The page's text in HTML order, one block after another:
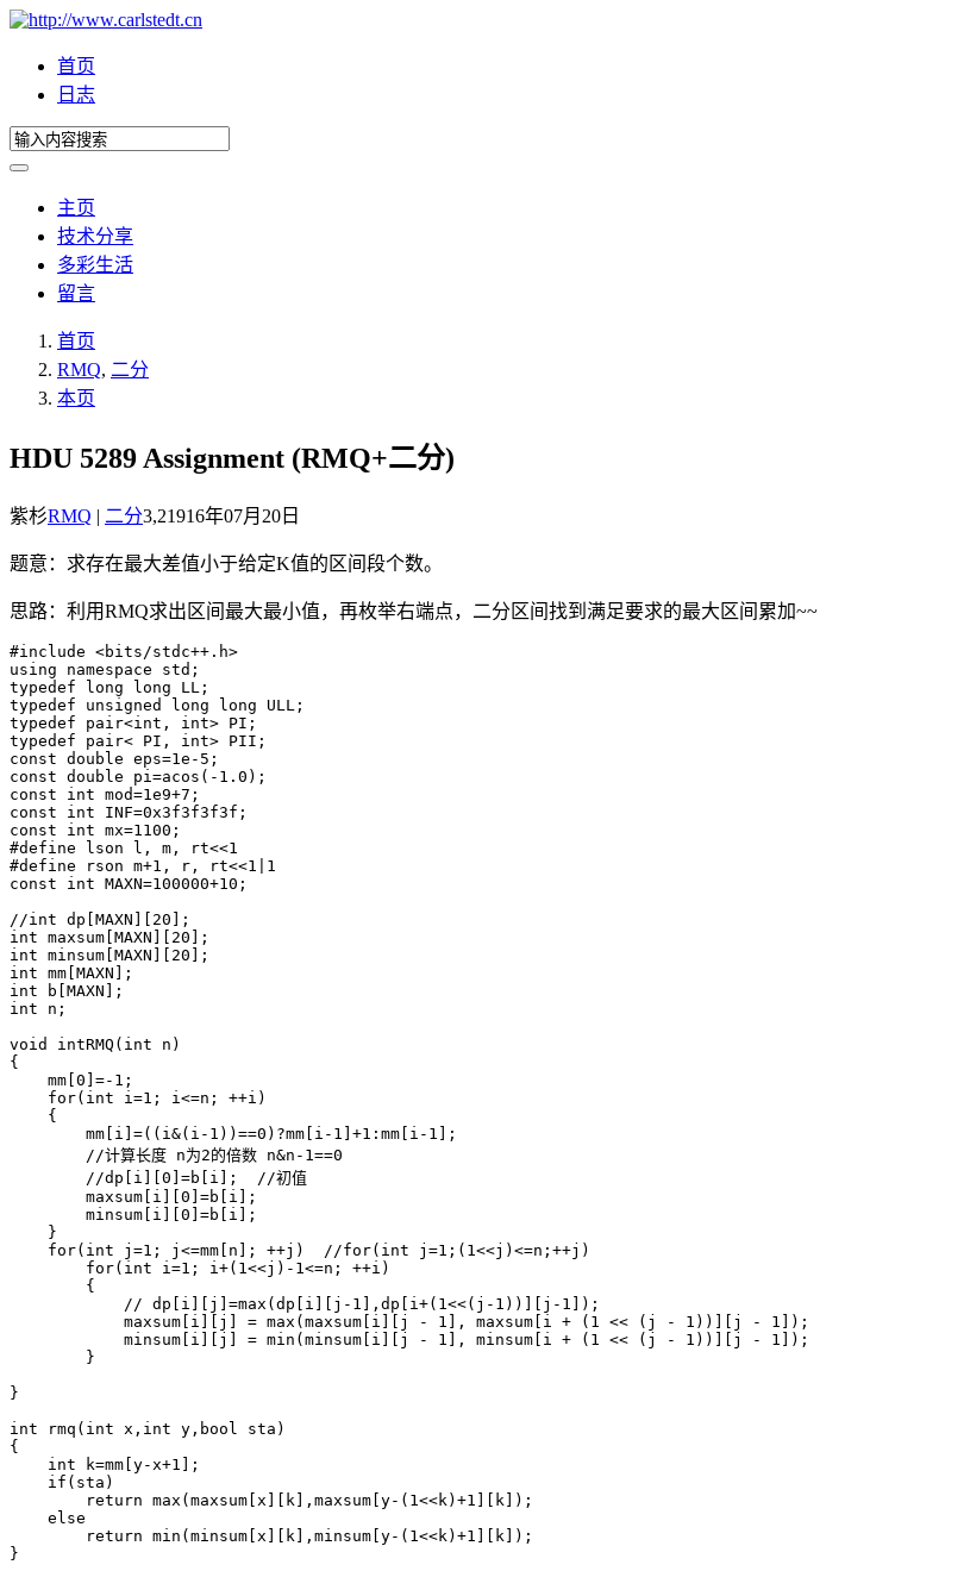
首页
日志
主页
技术分享
多彩生活
留言
首页
RMQ, 二分
本页
HDU 5289 Assignment (RMQ+二分)
紫杉RMQ | 二分3,21916年07月20日
题意：求存在最大差值小于给定K值的区间段个数。
思路：利用RMQ求出区间最大最小值，再枚举右端点，二分区间找到满足要求的最大区间累加~~
#include <bits/stdc++.h>
using namespace std;
typedef long long LL;
typedef unsigned long long ULL;
typedef pair<int, int> PI;
typedef pair< PI, int> PII;
const double eps=1e-5;
const double pi=acos(-1.0);
const int mod=1e9+7;
const int INF=0x3f3f3f3f;
const int mx=1100;
#define lson l, m, rt<<1
#define rson m+1, r, rt<<1|1
const int MAXN=100000+10;
//int dp[MAXN][20];
int maxsum[MAXN][20];
int minsum[MAXN][20];
int mm[MAXN];
int b[MAXN];
int n;
void intRMQ(int n)
{
    mm[0]=-1;
    for(int i=1; i<=n; ++i)
    {
        mm[i]=((i&(i-1))==0)?mm[i-1]+1:mm[i-1];
        //计算长度 n为2的倍数 n&n-1==0
        //dp[i][0]=b[i];  //初值
        maxsum[i][0]=b[i];
        minsum[i][0]=b[i];
    }
    for(int j=1; j<=mm[n]; ++j)  //for(int j=1;(1<<j)<=n;++j)
        for(int i=1; i+(1<<j)-1<=n; ++i)
        {
            // dp[i][j]=max(dp[i][j-1],dp[i+(1<<(j-1))][j-1]);
            maxsum[i][j] = max(maxsum[i][j - 1], maxsum[i + (1 << (j - 1))][j - 1]);
            minsum[i][j] = min(minsum[i][j - 1], minsum[i + (1 << (j - 1))][j - 1]);
        }
}
int rmq(int x,int y,bool sta)
{
    int k=mm[y-x+1];
    if(sta)
        return max(maxsum[x][k],maxsum[y-(1<<k)+1][k]);
    else
        return min(minsum[x][k],minsum[y-(1<<k)+1][k]);
}